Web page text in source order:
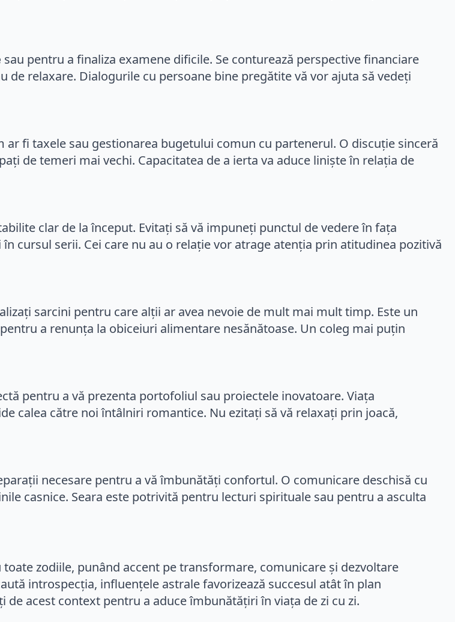
sau pentru a finaliza examene dificile. Se conturează perspective financiare
de relaxare. Dialogurile cu persoane bine pregătite vă vor ajuta să vedeți
ar fi taxele sau gestionarea bugetului comun cu partenerul. O discuție sinceră
de temeri mai vechi. Capacitatea de a ierta va aduce liniște în relația de
clar de la început. Evitați să vă impuneți punctul de vedere în fața
cursul serii. Cei care nu au o relație vor atrage atenția prin atitudinea pozitivă
sarcini pentru care alții ar avea nevoie de mult mai mult timp. Este un
a renunța la obiceiuri alimentare nesănătoase. Un coleg mai puțin
pentru a vă prezenta portofoliul sau proiectele inovatoare. Viața
calea către noi întâlniri romantice. Nu ezitați să vă relaxați prin joacă,
necesare pentru a vă îmbunătăți confortul. O comunicare deschisă cu
casnice. Seara este potrivită pentru lecturi spirituale sau pentru a asculta
toate zodiile, punând accent pe transformare, comunicare și dezvoltare
introspecția, influențele astrale favorizează succesul atât în plan
acest context pentru a aduce îmbunătățiri în viața de zi cu zi.